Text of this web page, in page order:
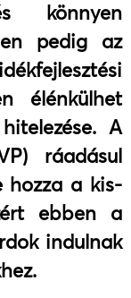
könnyen
pedig az
élénkülhet
A
ráadásul
hozza a kis-
ebben a
indulnak